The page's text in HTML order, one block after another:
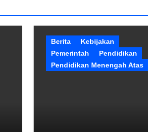
Berita
Kebijakan
Pemerintah
Pendidikan
Pendidikan Menengah Atas